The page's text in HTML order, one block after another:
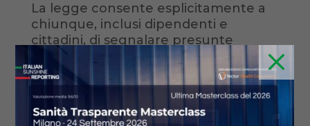
M
La legge consente esplicitamente a
chiunque, inclusi dipendenti e
cittadini, di segnalare presunte
violazioni al Ministero della Salute. Le
modalità operative verranno definite
da regolamenti attuativi.